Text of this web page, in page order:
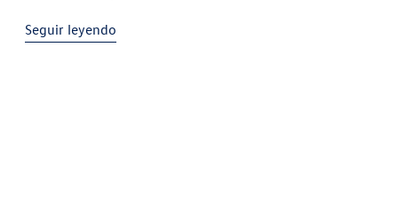
Seguir leyendo